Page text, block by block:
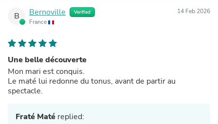
B Bernoville Verified
France
14 Feb 2026
Une belle découverte
Mon mari est conquis.
Le maté lui redonne du tonus, avant de partir au
spectacle.
Fraté Maté replied: